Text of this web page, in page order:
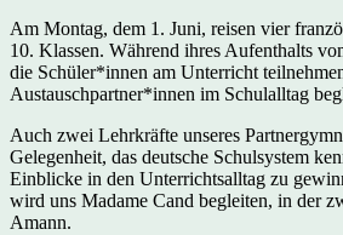
Am Montag, dem 1. Juni, reisen vier
10. Klassen. Während ihres Aufenthalts
die Schüler*innen am Unterricht
Austauschpartner*innen im Schulalltag
Auch zwei Lehrkräfte unseres
Gelegenheit, das deutsche Schulsystem
Einblicke in den Unterrichtsalltag zu
wird uns Madame Cand begleiten, in der
Amann.